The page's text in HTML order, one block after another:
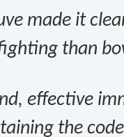
made it
than
effective
the